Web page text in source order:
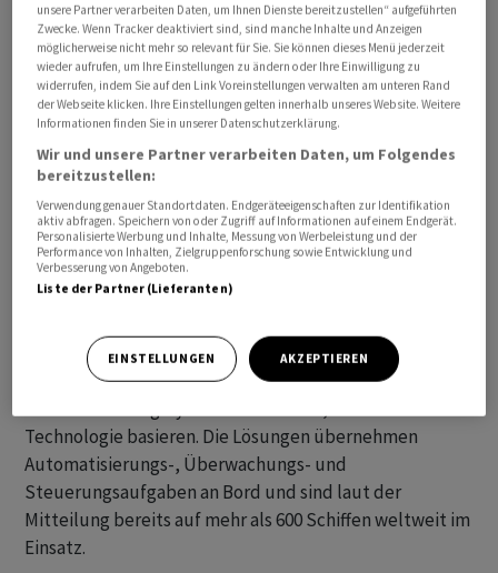
Mit der Akquisition erweitert der Industriekonzern sein
Portfolio im Bereich Schiffsautomation und stärkt seine
Position im wachsenden Markt für maritime
Automatisierung, wie ABB am Freitag mitteilte.Der
Abschluss der Transaktion wird im dritten Quartal 2026
erwartet. Finanzielle Details wurden nicht genannt.
Høglund mit Sitz im norwegischen Tønsberg beschäftigt
den Angaben zufolge weltweit mehr als 80
Mitarbeitende und soll in die ABB-Division Marine &
Ports integriert werden. Im Geschäftsjahr 2025 erzielte
Das Unternehmen entwickelt integrierte
Automatisierungssysteme für Schiffe, die auf ABB-
Technologie basieren. Die Lösungen übernehmen
Automatisierungs-, Überwachungs- und
Steuerungsaufgaben an Bord und sind laut der
Mitteilung bereits auf mehr als 600 Schiffen weltweit im
Einsatz.
unsere Partner verarbeiten Daten, um Ihnen Dienste bereitzustellen“ aufgeführten
Zwecke. Wenn Tracker deaktiviert sind, sind manche Inhalte und Anzeigen
möglicherweise nicht mehr so relevant für Sie. Sie können dieses Menü jederzeit
wieder aufrufen, um Ihre Einstellungen zu ändern oder Ihre Einwilligung zu
widerrufen, indem Sie auf den Link Voreinstellungen verwalten am unteren Rand
der Webseite klicken. Ihre Einstellungen gelten innerhalb unseres Website. Weitere
Informationen finden Sie in unserer Datenschutzerklärung.
Wir und unsere Partner verarbeiten Daten, um Folgendes
bereitzustellen:
Verwendung genauer Standortdaten. Endgeräteeigenschaften zur Identifikation
aktiv abfragen. Speichern von oder Zugriff auf Informationen auf einem Endgerät.
Personalisierte Werbung und Inhalte, Messung von Werbeleistung und der
Performance von Inhalten, Zielgruppenforschung sowie Entwicklung und
Verbesserung von Angeboten.
Liste der Partner (Lieferanten)
EINSTELLUNGEN AKZEPTIEREN